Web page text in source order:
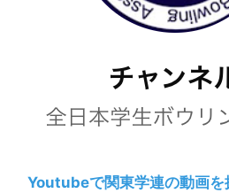
Youtubeで関東学連の動画を